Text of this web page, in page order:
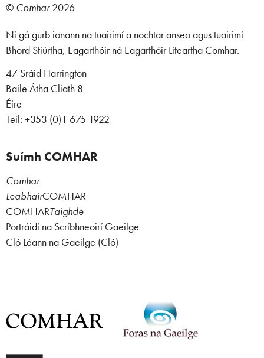
© Comhar2026
Ní gá gurb ionann na tuairimí a nochtar anseo agus tuairimí
Bhord Stiúrtha, Eagarthóir ná Eagarthóir Liteartha Comhar.
47 Sráid Harrington
Baile Átha Cliath 8
Éire
Teil: +353 (0)1 675 1922
Suímh COMHAR
Comhar
LeabhairCOMHAR
COMHARTaighde
Portráidí na Scríbhneoirí Gaeilge
Cló Léann na Gaeilge (Cló)